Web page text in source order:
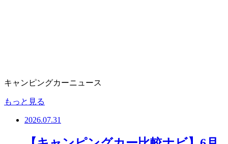
キャンピングカーニュース
もっと見る
2026.07.31